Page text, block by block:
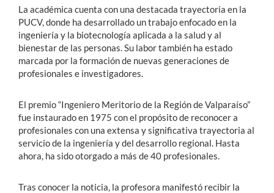
La académica cuenta con una destacada trayectoria en la
PUCV, donde ha desarrollado un trabajo enfocado en la
ingeniería y la biotecnología aplicada a la salud y al
bienestar de las personas. Su labor también ha estado
marcada por la formación de nuevas generaciones de
profesionales e investigadores.
El premio “Ingeniero Meritorio de la Región de Valparaíso”
fue instaurado en 1975 con el propósito de reconocer a
profesionales con una extensa y significativa trayectoria al
servicio de la ingeniería y del desarrollo regional. Hasta
ahora, ha sido otorgado a más de 40 profesionales.
Tras conocer la noticia, la profesora manifestó recibir la